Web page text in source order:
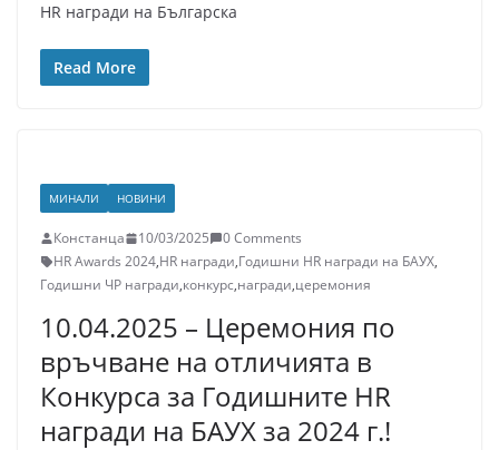
HR награди на Българска
Read More
МИНАЛИ НОВИНИ
Констанца 10/03/2025
0 Comments
HR Awards 2024,HR награди,Годишни HR награди на БАУХ,
Годишни ЧР награди,конкурс,награди,церемония
10.04.2025 – Церемония по
връчване на отличията в
Конкурса за Годишните HR
награди на БАУХ за 2024 г.!